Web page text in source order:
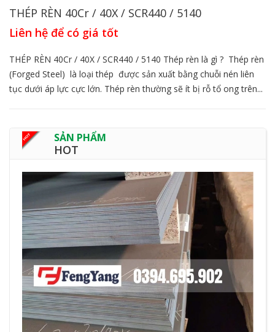
THÉP RÈN 40Cr / 40X / SCR440 / 5140
Liên hệ để có giá tốt
THÉP RÈN 40Cr / 40X / SCR440 / 5140 Thép rèn là gì ? Thép rèn
(Forged Steel) là loại thép được sản xuất bằng chuỗi nén liên
tục dưới áp lực cực lớn. Thép rèn thường sẽ ít bị rỗ tổ ong trên...
SẢN PHẨM
HOT